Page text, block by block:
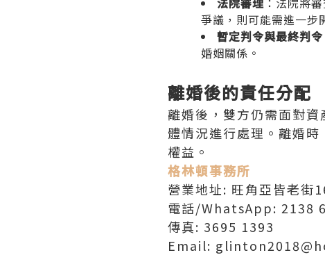
爭議，則可能需進一步
暫定判令與最終判令
婚姻關係。
離婚後的責任分配
離婚後，雙方仍需面對
體情況進行處理。離婚
權益。
格林頓事務所
營業地址: 旺角亞皆老街
電話/WhatsApp: 2138
傳真: 3695 1393
Email: